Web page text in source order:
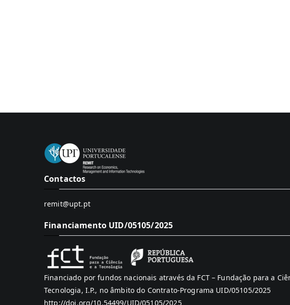
Contactos
remit@upt.pt
Financiamento UID/05105/2025
Financiado por fundos nacionais através da FCT – Fundação para a
Tecnologia, I.P., no âmbito do Contrato-Programa UID/05105/2025
http://doi.org/10.54499/UID/05105/2025